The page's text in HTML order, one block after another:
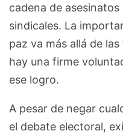
cadena de
sindicales. La
paz va más allá de
hay una firme
ese logro.
A pesar de negar
el debate electoral,